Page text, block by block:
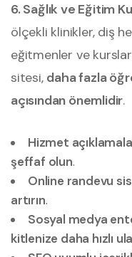
6. Sağlık ve Eğitim
ölçekli klinikler, diş
eğitmenler ve
sitesi, daha fazla
açısından önemlidir.
Hizmet
şeffaf olun.
Online randevu
artırın.
Sosyal medya
kitlenize daha hızlı